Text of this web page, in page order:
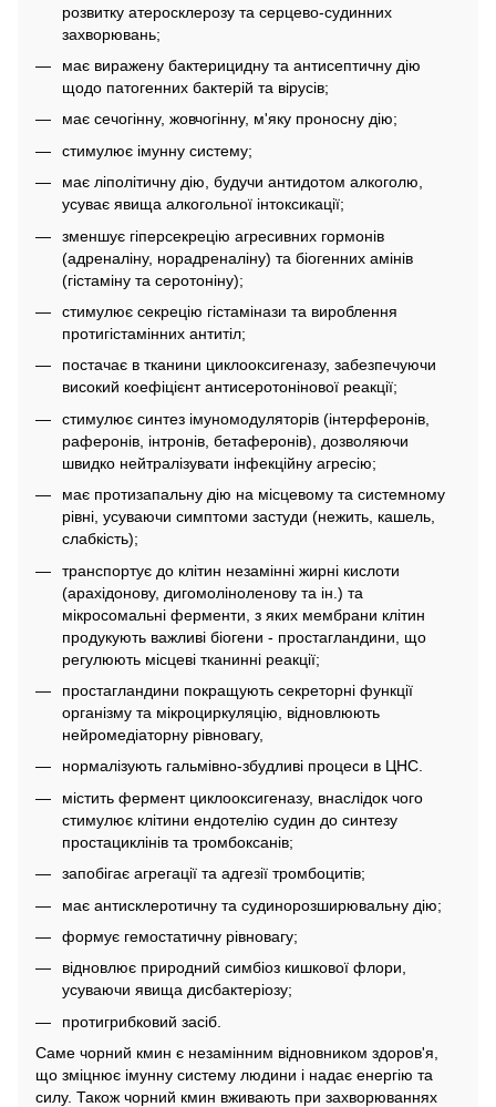
розвитку атеросклерозу та серцево-судинних
захворювань;
має виражену бактерицидну та антисептичну дію
щодо патогенних бактерій та вірусів;
має сечогінну, жовчогінну, м'яку проносну дію;
стимулює імунну систему;
має ліполітичну дію, будучи антидотом алкоголю,
усуває явища алкогольної інтоксикації;
зменшує гіперсекрецію агресивних гормонів
(адреналіну, норадреналіну) та біогенних амінів
(гістаміну та серотоніну);
стимулює секрецію гістамінази та вироблення
протигістамінних антитіл;
постачає в тканини циклооксигеназу, забезпечуючи
високий коефіцієнт антисеротонінової реакції;
стимулює синтез імуномодуляторів (інтерферонів,
раферонів, інтронів, бетаферонів), дозволяючи
швидко нейтралізувати інфекційну агресію;
має протизапальну дію на місцевому та системному
рівні, усуваючи симптоми застуди (нежить, кашель,
слабкість);
транспортує до клітин незамінні жирні кислоти
(арахідонову, дигомоліноленову та ін.) та
мікросомальні ферменти, з яких мембрани клітин
продукують важливі біогени - простагландини, що
регулюють місцеві тканинні реакції;
простагландини покращують секреторні функції
організму та мікроциркуляцію, відновлюють
нейромедіаторну рівновагу,
нормалізують гальмівно-збудливі процеси в ЦНС.
містить фермент циклооксигеназу, внаслідок чого
стимулює клітини ендотелію судин до синтезу
простациклінів та тромбоксанів;
запобігає агрегації та адгезії тромбоцитів;
має антисклеротичну та судинорозширювальну дію;
формує гемостатичну рівновагу;
відновлює природний симбіоз кишкової флори,
усуваючи явища дисбактеріозу;
протигрибковий засіб.
Саме чорний кмин є незамінним відновником здоров'я,
що зміцнює імунну систему людини і надає енергію та
силу. Також чорний кмин вживають при захворюваннях